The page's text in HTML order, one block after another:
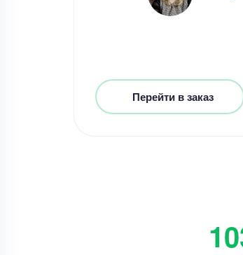
Перейти в заказ